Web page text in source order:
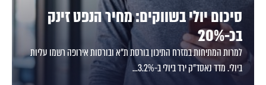
סיכום יולי בשווקים: מחיר הנפט זינק
בכ-20%
למרות המתיחות במזרח התיכון בורסת ת"א ובורסות אירופה רשמו עליות
ביולי. מדד נאסד"ק ירד ביולי ב-3.2%...